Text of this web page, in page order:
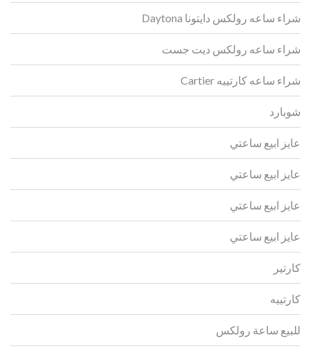
شراء ساعه رولكس دايتونا Daytona
شراء ساعه رولكس ديت جست
شراء ساعه كارتييه Cartier
شوبارد
عايز ابيع ساعتي
عايز ابيع ساعتي
عايز ابيع ساعتي
عايز ابيع ساعتي
كارتير
كارتييه
للبيع ساعة رولكس